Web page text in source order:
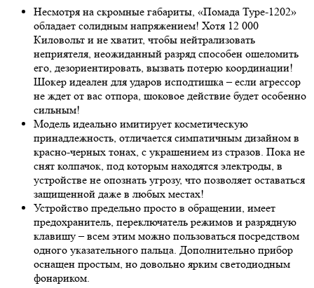
Несмотря на скромные габариты, «Помада Type-1202»
обладает солидным напряжением! Хотя 12 000
Киловольт и не хватит, чтобы нейтрализовать
неприятеля, неожиданный разряд способен ошеломить
его, дезориентировать, вызвать потерю координации!
Шокер идеален для ударов исподтишка – если агрессор
не ждет от вас отпора, шоковое действие будет особенно
сильным!
Модель идеально имитирует косметическую
принадлежность, отличается симпатичным дизайном в
красно-черных тонах, с украшением из стразов. Пока не
снят колпачок, под которым находятся электроды, в
устройстве не опознать угрозу, что позволяет оставаться
защищенной даже в любых местах!
Устройство предельно просто в обращении, имеет
предохранитель, переключатель режимов и разрядную
клавишу – всем этим можно пользоваться посредством
одного указательного пальца. Дополнительно прибор
оснащен простым, но довольно ярким светодиодным
фонариком.